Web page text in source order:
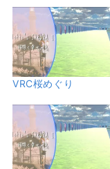
VRC桜めぐり